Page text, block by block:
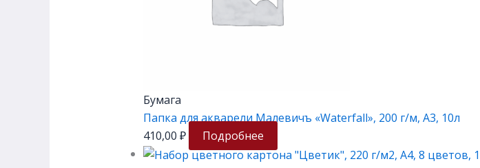
Бумага
Папка для акварели Малевичъ «Waterfall», 200 г/м, А3, 10л
410,00 ₽
Подробнее